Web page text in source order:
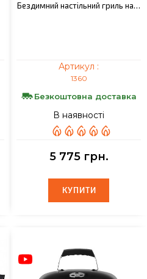
Бездимний настільний гриль на…
Артикул :
1360
Безкоштовна доставка
В наявності
5 775 грн.
КУПИТИ
КУПИТИ